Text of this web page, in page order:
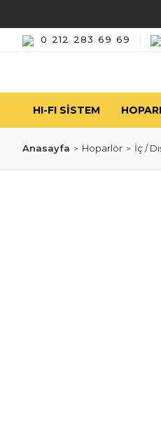
0 212 283 69 69
HI-FI SISTEM
Anasayfa Hoparlör İç /